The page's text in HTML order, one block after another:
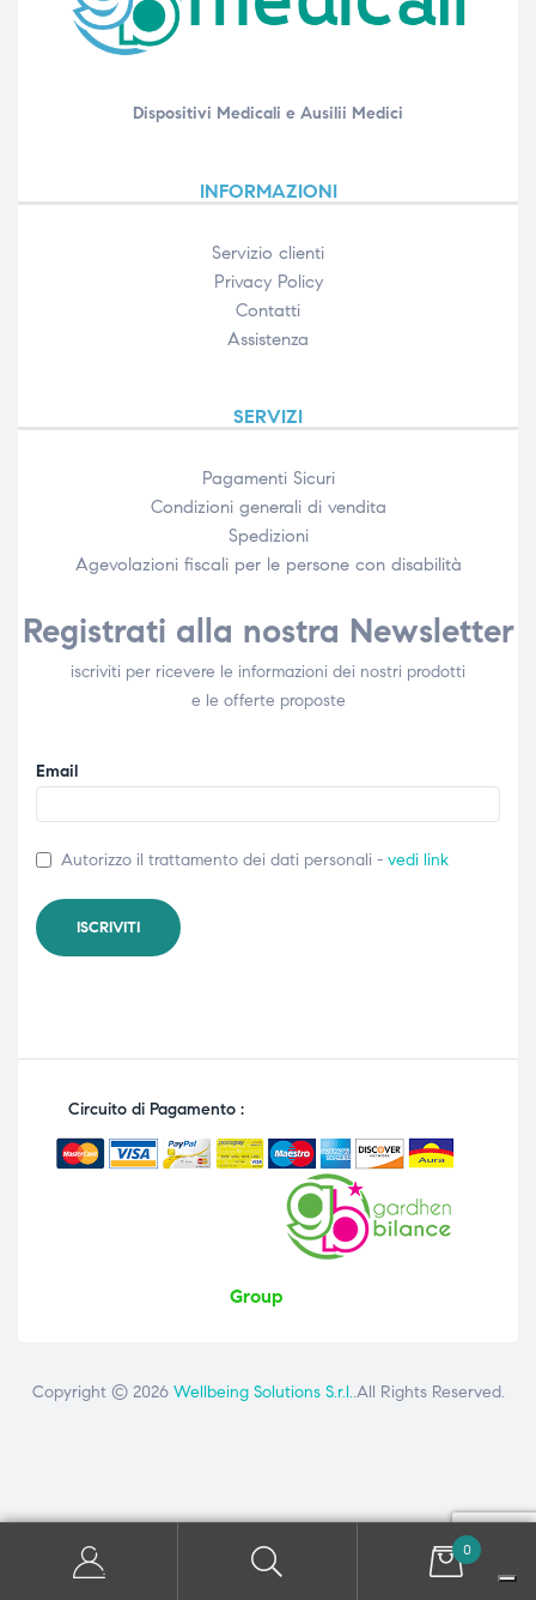
Dispositivi Medicali e Ausilii Medici
INFORMAZIONI
Servizio clienti
Privacy Policy
Contatti
Assistenza
SERVIZI
Pagamenti Sicuri
Condizioni generali di vendita
Spedizioni
Agevolazioni fiscali per le persone con disabilità​
Registrati alla nostra Newsletter
iscriviti per ricevere le informazioni dei nostri prodotti
e le offerte proposte
Email
Autorizzo il trattamento dei dati personali - vedi link
Circuito di Pagamento :
Group
Copyright © 2026 Wellbeing Solutions S.r.l..All Rights Reserved.
0